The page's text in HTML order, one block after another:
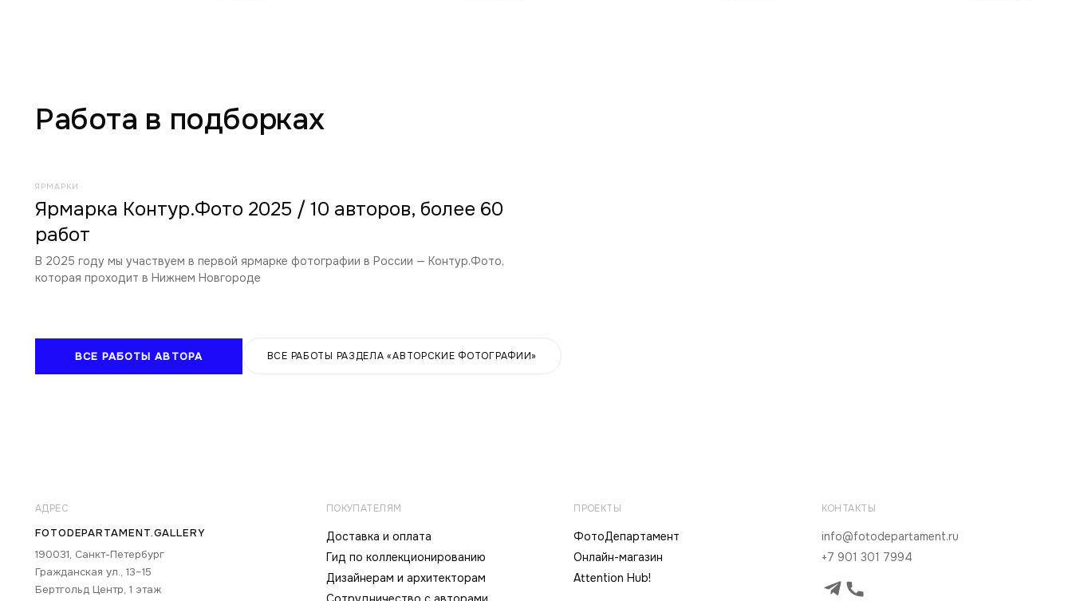
Работа в подборках
ЯРМАРКИ
Ярмарка Контур.Фото 2025 / 10 авторов, более 60
работ
В 2025 году мы участвуем в первой ярмарке фотографии в России — Контур.Фото,
которая проходит в Нижнем Новгороде
ВСЕ РАБОТЫ АВТОРА ВСЕ РАБОТЫ РАЗДЕЛА «АВТОРСКИЕ ФОТОГРАФИИ»
АДРЕС
FOTODEPARTAMENT.GALLERY
190031, Санкт-Петербург
Гражданская ул., 13–15
Бертгольд Центр, 1 этаж
ПОКУПАТЕЛЯМ
Доставка и оплата
Гид по коллекционированию
Дизайнерам и архитекторам
ПРОЕКТЫ
ФотоДепартамент
Онлайн-магазин
Attention Hub!
КОНТАКТЫ
info@fotodepartament.ru
+7 901 301 7994